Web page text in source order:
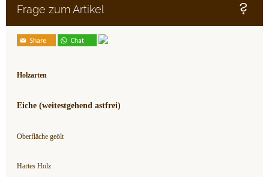
Frage zum Artikel
Holzarten
Eiche (weitestgehend astfrei)
Oberfläche geölt
Hartes Holz